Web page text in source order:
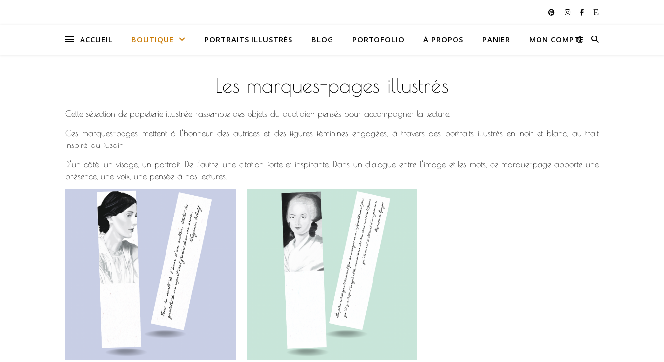
ACCUEIL BOUTIQUE PORTRAITS ILLUSTRÉS BLOG PORTOFOLIO À PROPOS PANIER MON COMPTE
Les marques-pages illustrés
Cette sélection de papeterie illustrée rassemble des objets du quotidien pensés pour accompagner la lecture.
Ces marques-pages mettent à l’honneur des autrices et des figures féminines engagées, à travers des portraits illustrés en noir et blanc, au trait
inspiré du fusain.
D’un côté, un visage, un portrait. De l’autre, une citation forte et inspirante. Dans un dialogue entre l’image et les mots, ce marque-page apporte une
présence, une voix, une pensée à nos lectures.